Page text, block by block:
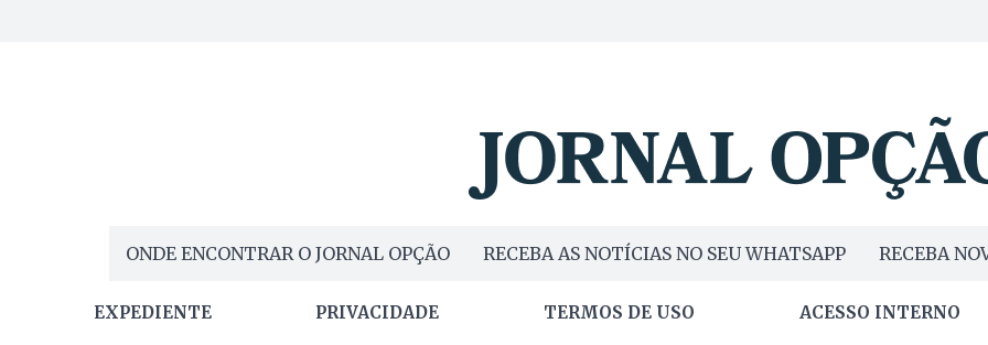
ONDE ENCONTRAR O JORNAL OPÇÃO RECEBA AS NOTÍCIAS NO SEU WHATSAPP RECEBA
EXPEDIENTE PRIVACIDADE TERMOS DE USO ACESSO INTERNO